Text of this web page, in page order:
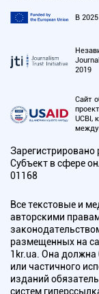
В
2019
Сайт
UCBI,
Субъект в сфере
01168
Все текстовые и
авторскими
размещенных на
1kr.ua. Она должна
или частичного
изданий
систем